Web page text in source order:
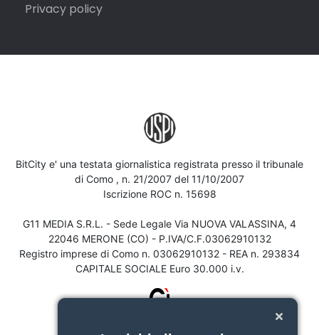
Privacy policy
BitCity e' una testata giornalistica registrata presso il tribunale
di Como , n. 21/2007 del 11/10/2007
Iscrizione ROC n. 15698
G11 MEDIA S.R.L. - Sede Legale Via NUOVA VALASSINA, 4
22046 MERONE (CO) - P.IVA/C.F.03062910132
Registro imprese di Como n. 03062910132 - REA n. 293834
CAPITALE SOCIALE Euro 30.000 i.v.